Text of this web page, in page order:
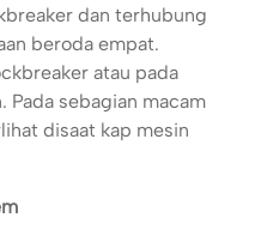
dan terhubung
beroda empat.
atau pada
Pada sebagian macam
disaat kap mesin